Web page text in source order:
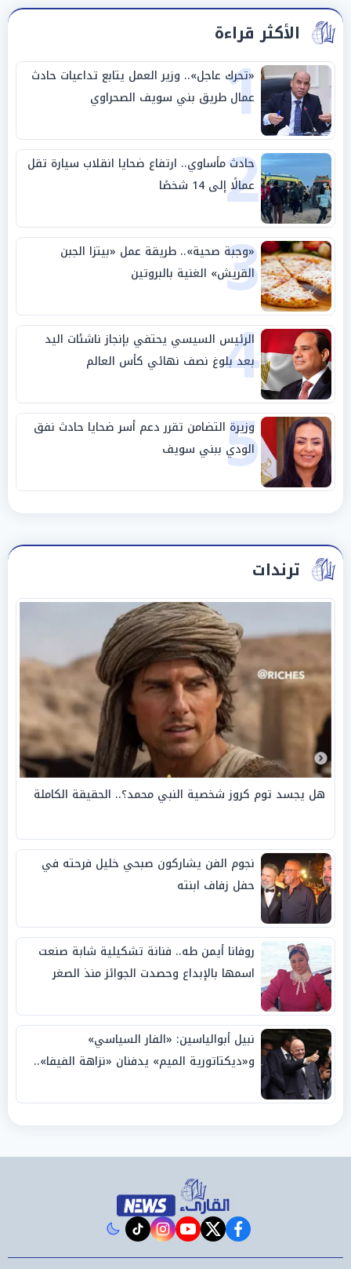
الأكثر قراءة
1
«تحرك عاجل».. وزير العمل يتابع تداعيات حادث
عمال طريق بني سويف الصحراوي
2
حادث مأساوي.. ارتفاع ضحايا انقلاب سيارة تقل
عمالًا إلى 14 شخصًا
3
«وجبة صحية».. طريقة عمل «بيتزا الجبن
القريش» الغنية بالبروتين
4
الرئيس السيسي يحتفي بإنجاز ناشئات اليد
بعد بلوغ نصف نهائي كأس العالم
5
وزيرة التضامن تقرر دعم أسر ضحايا حادث نفق
الودي ببني سويف
ترندات
هل يجسد توم كروز شخصية النبي محمد؟.. الحقيقة الكاملة
نجوم الفن يشاركون صبحي خليل فرحته في
حفل زفاف ابنته
روفانا أيمن طه.. فنانة تشكيلية شابة صنعت
اسمها بالإبداع وحصدت الجوائز منذ الصغر
نبيل أبوالياسين: «الفار السياسي»
و«ديكتاتورية الميم» يدفنان «نزاهة الفيفا»..
facebook
twitter
youtube
instagram
tiktok